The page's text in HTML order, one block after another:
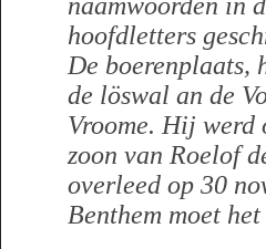
hoofdletters
De boerenplaats,
de löswal an de
Vroome. Hij werd
zoon van Roelof
overleed op 30
Benthem moet